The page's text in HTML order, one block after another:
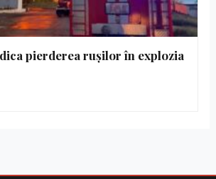
pierderea rușilor în explozia